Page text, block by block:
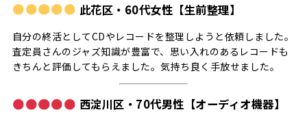
此花区・60代女性【生前整理】
自分の終活としてCDやレコードを整理しようと依頼しました。
査定員さんのジャズ知識が豊富で、思い入れのあるレコードも
きちんと評価してもらえました。気持ち良く手放せました。
西淀川区・70代男性【オーディオ機器】